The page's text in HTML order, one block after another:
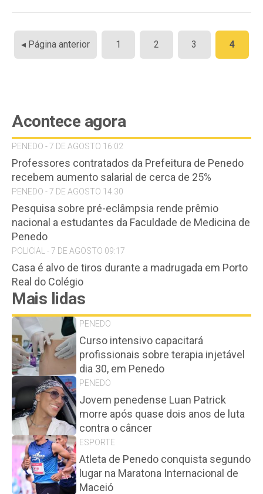
Paginação
de
◂ Página anterior 1 2 3 4
Acontece agora
PENEDO - 7 DE AGOSTO 16:02
Professores contratados da Prefeitura de Penedo
recebem aumento salarial de cerca de 25%
PENEDO - 7 DE AGOSTO 14:30
Pesquisa sobre pré-eclâmpsia rende prêmio
nacional a estudantes da Faculdade de Medicina de
Penedo
POLICIAL - 7 DE AGOSTO 09:17
Casa é alvo de tiros durante a madrugada em Porto
Real do Colégio
Mais lidas
PENEDO
Curso intensivo capacitará
profissionais sobre terapia injetável
dia 30, em Penedo
PENEDO
Jovem penedense Luan Patrick
morre após quase dois anos de luta
contra o câncer
ESPORTE
Atleta de Penedo conquista segundo
lugar na Maratona Internacional de
Maceió